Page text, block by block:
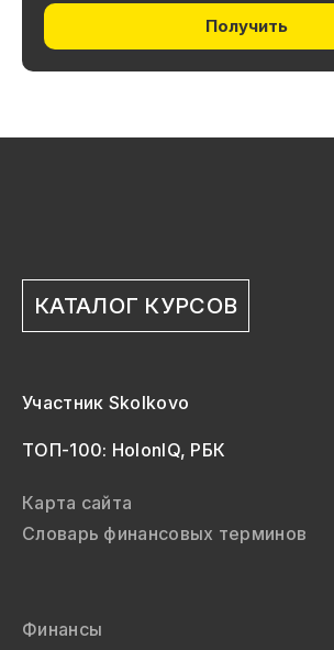
Получить
КАТАЛОГ КУРСОВ
Участник Skolkovo
ТОП-100: HolonIQ, РБК
Карта сайта
Словарь финансовых терминов
Финансы